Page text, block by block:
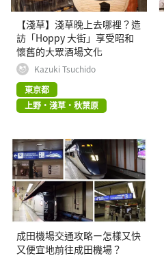
【淺草】淺草晚上去哪裡？造
訪「Hoppy 大街」享受昭和
懷舊的大眾酒場文化
Kazuki Tsuchido
東京都
上野・淺草・秋葉原
成田機場交通攻略ー怎樣又快
又便宜地前往成田機場？